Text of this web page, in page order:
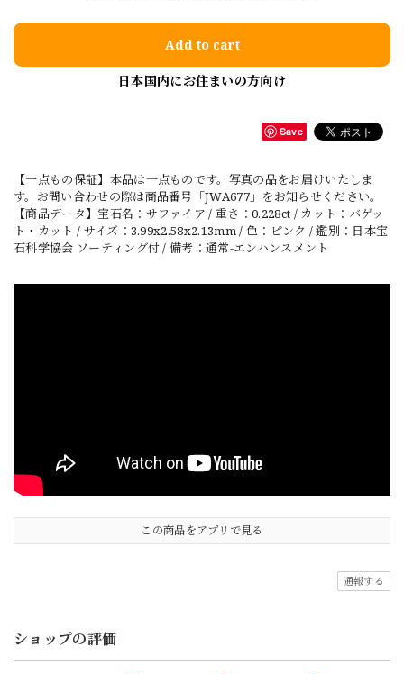
Add to cart
日本国内にお住まいの方向け
Save
【一点もの保証】本品は一点ものです。写真の品をお届けいたしま
す。お問い合わせの際は商品番号「JWA677」をお知らせください。
【商品データ】宝石名：サファイア / 重さ：0.228ct / カット：バゲッ
ト・カット / サイズ：3.99x2.58x2.13mm / 色：ピンク / 鑑別：日本宝
石科学協会 ソーティング付 / 備考：通常-エンハンスメント
この商品をアプリで見る
通報する
ショップの評価